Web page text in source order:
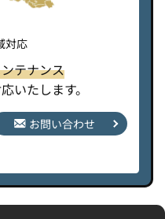
対応
テナンス
いたします。
お問い合わせ